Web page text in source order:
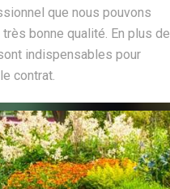
que nous pouvons
bonne qualité. En plus de
indispensables pour
contrat.